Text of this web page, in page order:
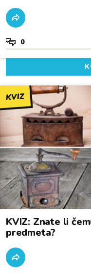
0
KVIZ
KVIZ: Znate li
predmeta?